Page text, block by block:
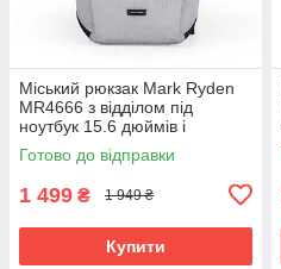
Міський рюкзак Mark Ryden
MR4666 з відділом під
ноутбук 15.6 дюймів і
планшет (Сірий)
Готово до відправки
1 499 ₴ 1 949 ₴
Купити